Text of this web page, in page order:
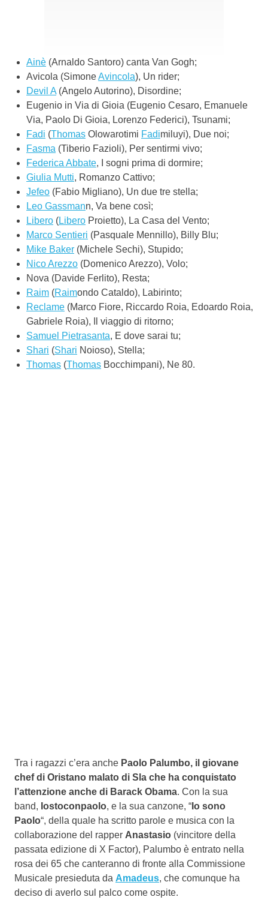
Ainè (Arnaldo Santoro) canta Van Gogh;
Avicola (SimoneAvincola), Un rider;
Devil A (Angelo Autorino), Disordine;
Eugenio in Via di Gioia (Eugenio Cesaro, Emanuele
Via, Paolo Di Gioia, Lorenzo Federici), Tsunami;
Fadi (Thomas Olowarotimi Fadimiluyi), Due noi;
Fasma (Tiberio Fazioli), Per sentirmi vivo;
Federica Abbate, I sogni prima di dormire;
Giulia Mutti, Romanzo Cattivo;
Jefeo (Fabio Migliano), Un due tre stella;
Leo Gassmann, Va bene così;
Libero (Libero Proietto), La Casa del Vento;
Marco Sentieri (Pasquale Mennillo), Billy Blu;
Mike Baker (Michele Sechi), Stupido;
Nico Arezzo (Domenico Arezzo), Volo;
Nova (Davide Ferlito), Resta;
Raim (Raimondo Cataldo), Labirinto;
Reclame (Marco Fiore, Riccardo Roia, Edoardo Roia,
Gabriele Roia), Il viaggio di ritorno;
Samuel Pietrasanta, E dove sarai tu;
Shari (Shari Noioso), Stella;
Thomas (Thomas Bocchimpani), Ne 80.
Tra i ragazzi c’era anche Paolo Palumbo, il giovane
chef di Oristano malato di Sla che ha conquistato
l’attenzione anche di Barack Obama. Con la sua
band, Iostoconpaolo, e la sua canzone, “ Io sono
Paolo“, della quale ha scritto parole e musica con la
collaborazione del rapper Anastasio (vincitore della
passata edizione di X Factor), Palumbo è entrato nella
rosa dei 65 che canteranno di fronte alla Commissione
Musicale presieduta da Amadeus, che comunque ha
deciso di averlo sul palco come ospite.